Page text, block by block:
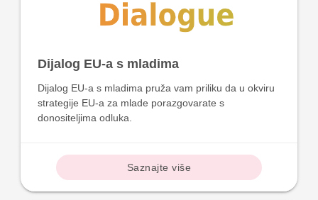
Dijalog EU-a s mladima
Dijalog EU-a s mladima pruža vam priliku da u okviru
strategije EU-a za mlade porazgovarate s
donositeljima odluka.
Saznajte više